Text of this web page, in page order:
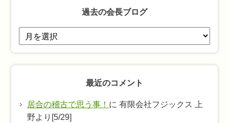
過去の会長ブログ
去
最近のコメント
居合の稽古で思う事！ に 有限会社フジックス 上
野より[5/29]